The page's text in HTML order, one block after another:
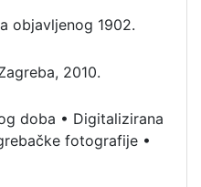
objavljenog 1902.
2010.
doba • Digitalizirana
fotografije •